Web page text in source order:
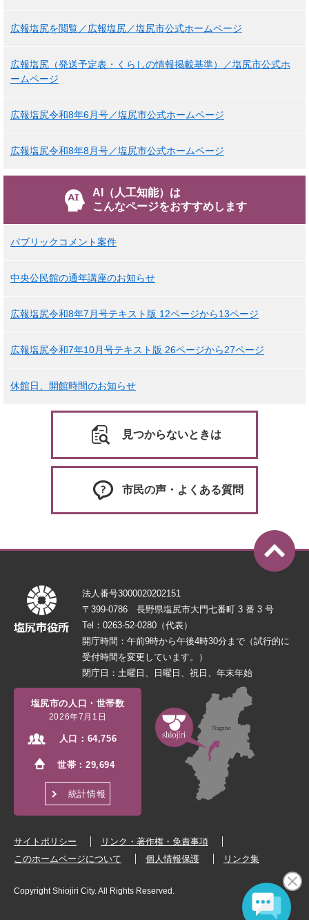
広報塩尻を閲覧／広報塩尻／塩尻市公式ホームページ
広報塩尻（発送予定表・くらしの情報掲載基準）／塩尻市公式ホ
ームページ
広報塩尻令和8年6月号／塩尻市公式ホームページ
広報塩尻令和8年8月号／塩尻市公式ホームページ
AI（人工知能）は
こんなページをおすすめします
パブリックコメント案件
中央公民館の通年講座のお知らせ
広報塩尻令和8年7月号テキスト版 12ページから13ページ
広報塩尻令和7年10月号テキスト版 26ページから27ページ
休館日、開館時間のお知らせ
見つからないときは
市民の声・よくある質問
法人番号3000020202151
〒399-0786 長野県塩尻市大門七番町 3 番 3 号
Tel：0263-52-0280（代表）
開庁時間：午前9時から午後4時30分まで（試行的に
受付時間を変更しています。）
閉庁日：土曜日、日曜日、祝日、年末年始
塩尻市の人口・世帯数
2026年7月1日
人口： 64,756
世帯：29,694
統計情報
サイトポリシー
リンク・著作権・免責事項
このホームページについて
個人情報保護 リンク集
Copyright Shiojiri City. All Rights Reserved.